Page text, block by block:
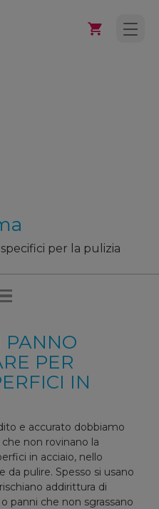
per la pulizia
PANNO
PER
IN
e accurato dobbiamo
non rovinano la
in acciaio, nello
pulire. Spesso si usano
addirittura di
panni che non sgrassano